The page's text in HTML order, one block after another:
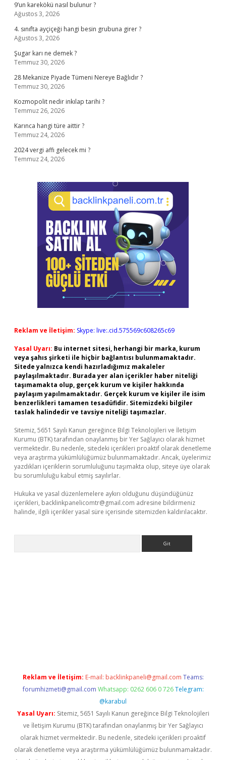
9’un karekökü nasıl bulunur ?
Ağustos 3, 2026
4. sınıfta ayçiçeği hangi besin grubuna girer ?
Ağustos 3, 2026
Şugar karı ne demek ?
Temmuz 30, 2026
28 Mekanize Piyade Tümeni Nereye Bağlıdır ?
Temmuz 30, 2026
Kozmopolit nedir inkılap tarihi ?
Temmuz 26, 2026
Karınca hangi türe aittir ?
Temmuz 24, 2026
2024 vergi affı gelecek mi ?
Temmuz 24, 2026
Reklam ve İletişim: Skype: live:.cid.575569c608265c69
Yasal Uyarı: Bu internet sitesi, herhangi bir marka, kurum
veya şahıs şirketi ile hiçbir bağlantısı bulunmamaktadır.
Sitede yalnızca kendi hazırladığımız makaleler
paylaşılmaktadır. Burada yer alan içerikler haber niteliği
taşımamakta olup, gerçek kurum ve kişiler hakkında
paylaşım yapılmamaktadır. Gerçek kurum ve kişiler ile isim
benzerlikleri tamamen tesadüfidir. Sitemizdeki bilgiler
taslak halindedir ve tavsiye niteliği taşımazlar.
Sitemiz, 5651 Sayılı Kanun gereğince Bilgi Teknolojileri ve İletişim
Kurumu (BTK) tarafından onaylanmış bir Yer Sağlayıcı olarak hizmet
vermektedir. Bu nedenle, sitedeki içerikleri proaktif olarak denetleme
veya araştırma yükümlülüğümüz bulunmamaktadır. Ancak, üyelerimiz
yazdıkları içeriklerin sorumluluğunu taşımakta olup, siteye üye olarak
bu sorumluluğu kabul etmiş sayılırlar.
Hukuka ve yasal düzenlemelere aykırı olduğunu düşündüğünüz
içerikleri, backlinkpanelicomtr@gmail.com adresine bildirmeniz
halinde, ilgili içerikler yasal süre içerisinde sitemizden kaldırılacaktır.
Reklam ve İletişim: E-mail: backlinkpaneli@gmail.com Teams:
forumhizmeti@gmail.com Whatsapp: 0262 606 0 726 Telegram:
@karabul
Yasal Uyarı: Sitemiz, 5651 Sayılı Kanun gereğince Bilgi Teknolojileri
ve İletişim Kurumu (BTK) tarafından onaylanmış bir Yer Sağlayıcı
olarak hizmet vermektedir. Bu nedenle, sitedeki içerikleri proaktif
olarak denetleme veya araştırma yükümlülüğümüz bulunmamaktadır.